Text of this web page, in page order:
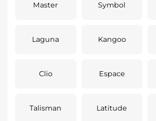
Master Symbol
Laguna Kangoo
Clio Espace
Talisman Latitude